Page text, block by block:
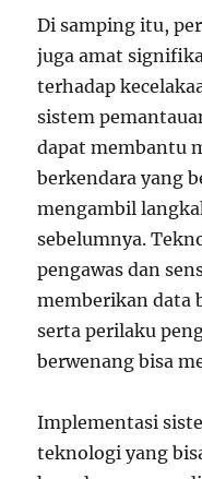
Di samping itu,
juga amat
terhadap
sistem
dapat membantu
berkendara yang
mengambil
sebelumnya.
pengawas dan
memberikan data
serta perilaku
berwenang bisa
Implementasi
teknologi yang